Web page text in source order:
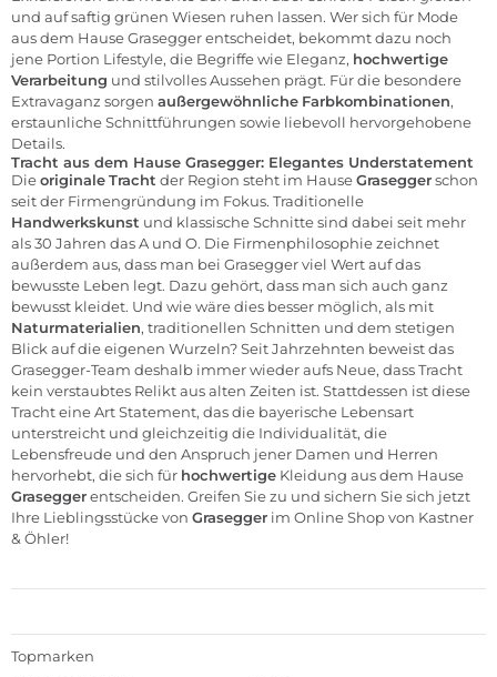
und auf saftig grünen Wiesen ruhen lassen. Wer sich für Mode
aus dem Hause Grasegger entscheidet, bekommt dazu noch
jene Portion Lifestyle, die Begriffe wie Eleganz, hochwertige
Verarbeitung und stilvolles Aussehen prägt. Für die besondere
Extravaganz sorgen außergewöhnliche Farbkombinationen,
erstaunliche Schnittführungen sowie liebevoll hervorgehobene
Details.
Tracht aus dem Hause Grasegger: Elegantes Understatement
DieoriginaleTracht der Region steht im HauseGraseggerschon
seit der Firmengründung im Fokus. Traditionelle
Handwerkskunst und klassische Schnitte sind dabei seit mehr
als 30 Jahren das A und O. Die Firmenphilosophie zeichnet
außerdem aus, dass man bei Grasegger viel Wert auf das
bewusste Leben legt. Dazu gehört, dass man sich auch ganz
bewusst kleidet. Und wie wäre dies besser möglich, als mit
Naturmaterialien, traditionellen Schnitten und dem stetigen
Blick auf die eigenen Wurzeln? Seit Jahrzehnten beweist das
Grasegger-Team deshalb immer wieder aufs Neue, dass Tracht
kein verstaubtes Relikt aus alten Zeiten ist. Stattdessen ist diese
Tracht eine Art Statement, das die bayerische Lebensart
unterstreicht und gleichzeitig die Individualität, die
Lebensfreude und den Anspruch jener Damen und Herren
hervorhebt, die sich für hochwertige Kleidung aus dem Hause
Graseggerentscheiden. Greifen Sie zu und sichern Sie sich jetzt
Ihre Lieblingsstücke von Grasegger im Online Shop von Kastner
& Öhler!
Topmarken